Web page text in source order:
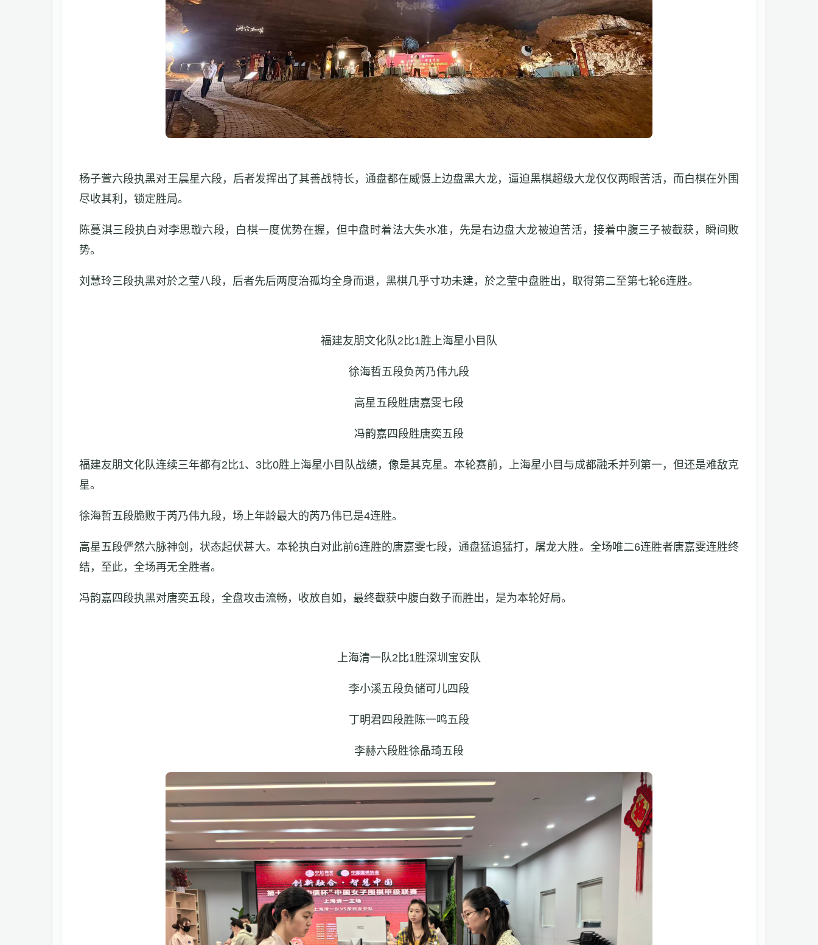
杨子萱六段执黑对王晨星六段，后者发挥出了其善战特长，通盘都在威慑上边盘黑大龙，逼迫黑棋超级大龙仅仅两眼苦活，而白棋在外围
尽收其利，锁定胜局。
陈蔓淇三段执白对李思璇六段，白棋一度优势在握，但中盘时着法大失水准，先是右边盘大龙被迫苦活，接着中腹三子被截获，瞬间败
势。
刘慧玲三段执黑对於之莹八段，后者先后两度治孤均全身而退，黑棋几乎寸功未建，於之莹中盘胜出，取得第二至第七轮6连胜。
福建友朋文化队2比1胜上海星小目队
徐海哲五段负芮乃伟九段
高星五段胜唐嘉雯七段
冯韵嘉四段胜唐奕五段
福建友朋文化队连续三年都有2比1、3比0胜上海星小目队战绩，像是其克星。本轮赛前，上海星小目与成都融禾并列第一，但还是难敌克
星。
徐海哲五段脆败于芮乃伟九段，场上年龄最大的芮乃伟已是4连胜。
高星五段俨然六脉神剑，状态起伏甚大。本轮执白对此前6连胜的唐嘉雯七段，通盘猛追猛打，屠龙大胜。全场唯二6连胜者唐嘉雯连胜终
结，至此，全场再无全胜者。
冯韵嘉四段执黑对唐奕五段，全盘攻击流畅，收放自如，最终截获中腹白数子而胜出，是为本轮好局。
上海清一队2比1胜深圳宝安队
李小溪五段负储可儿四段
丁明君四段胜陈一鸣五段
李赫六段胜徐晶琦五段